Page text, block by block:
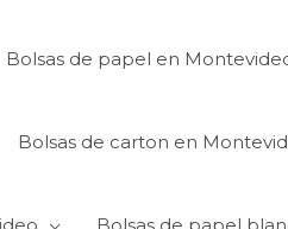
Bolsas de papel en
Bolsas de carton en